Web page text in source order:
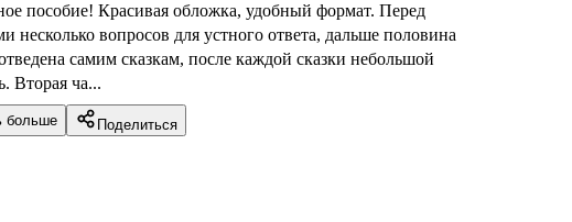
пособие! Красивая обложка, удобный формат. Перед
несколько вопросов для устного ответа, дальше половина
самим сказкам, после каждой сказки небольшой
Вторая ча...
больше Поделиться